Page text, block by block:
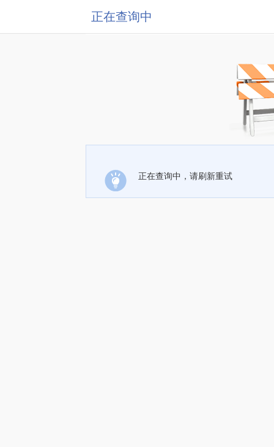
正在查询中
正在查询中，请刷新重试